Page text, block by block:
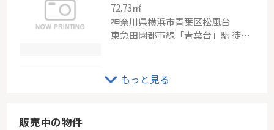
72.73㎡
神奈川県横浜市青葉区松風台
東急田園都市線「青葉台」駅 徒歩17分
-
もっと見る
販売中の物件